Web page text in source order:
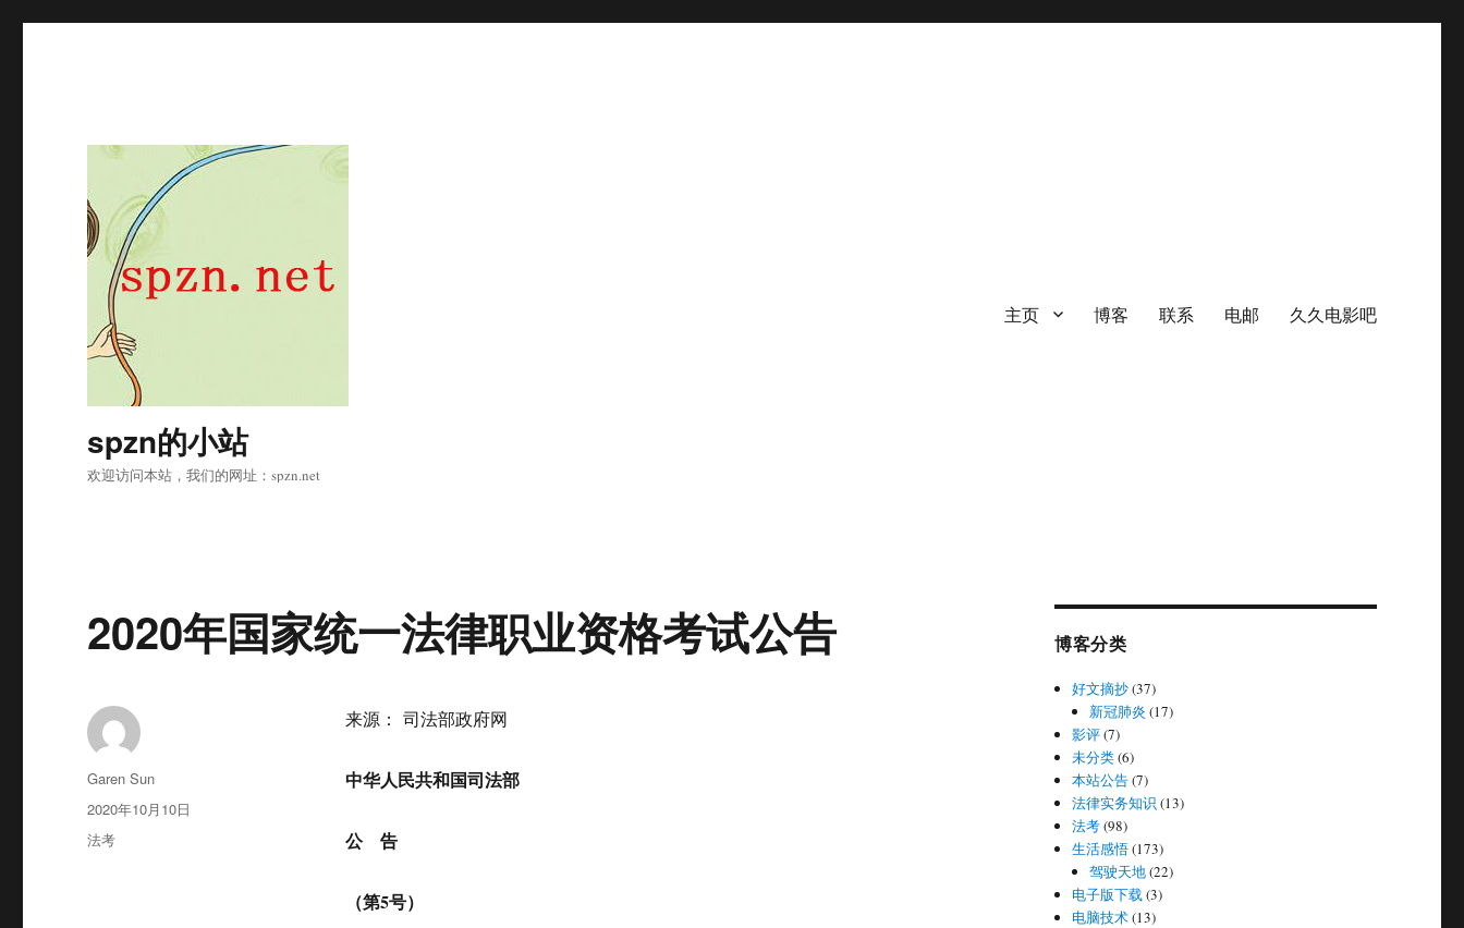
spzn的小站
欢迎访问本站，我们的网址：spzn.net
主页 博客 联系 电邮 久久电影吧
2020年国家统一法律职业资格考试公告
来源： 司法部政府网
中华人民共和国司法部
公 告
（第5号）
作
者
Garen Sun
发
布
于
2020年10月10日
分
法考
博客分类
好文摘抄(37)
新冠肺炎 (17)
影评(7)
未分类(6)
本站公告(7)
法律实务知识 (13)
法考(98)
生活感悟(173)
驾驶天地(22)
电子版下载(3)
电脑技术(13)